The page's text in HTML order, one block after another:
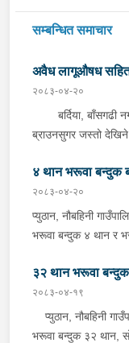
सम्बन्धित समाचार
अवैध लागूऔषध
२०८३-०४-२०
बर्दिया, बाँसगढी
ब्राउनसुगर जस्तो देखिने
नगरपालिका-६ बस्ने २४
छन् । इलाका प्रहरी
बासगढीतर्फ आउँदै
उनीहरूलाई उक्त पदार्थ
४ थान भरूवा बन्दुक
२०८३-०४-२०
प्युठान, नौबहिनी
भरूवा बन्दुक ४ थान र
उक्त बन्दुक फेला पारी
अनुसन्धान गरिरहेको छ ।
३२ थान भरूवा बन्दुक
२०८३-०४-१९
प्युठान, नौबहिनी
भरूवा बन्दुक ३२ थान,